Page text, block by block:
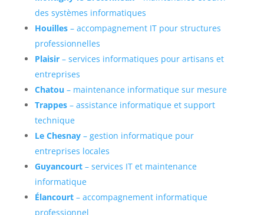
des systèmes informatiques
Houilles – accompagnement IT pour structures
professionnelles
Plaisir– services informatiques pour artisans et
entreprises
Chatou – maintenance informatique sur mesure
Trappes– assistance informatique et support
technique
Le Chesnay– gestion informatique pour
entreprises locales
Guyancourt– services IT et maintenance
informatique
Élancourt– accompagnement informatique
professionnel